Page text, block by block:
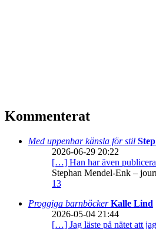
Kommenterat
Med uppenbar känsla för stil
2026-06-29 20:22
[…] Han har även
Stephan Mendel-Enk –
13
Proggiga barnböckerKalle Lind
2026-05-04 21:44
[…] Jag läste på nätet att